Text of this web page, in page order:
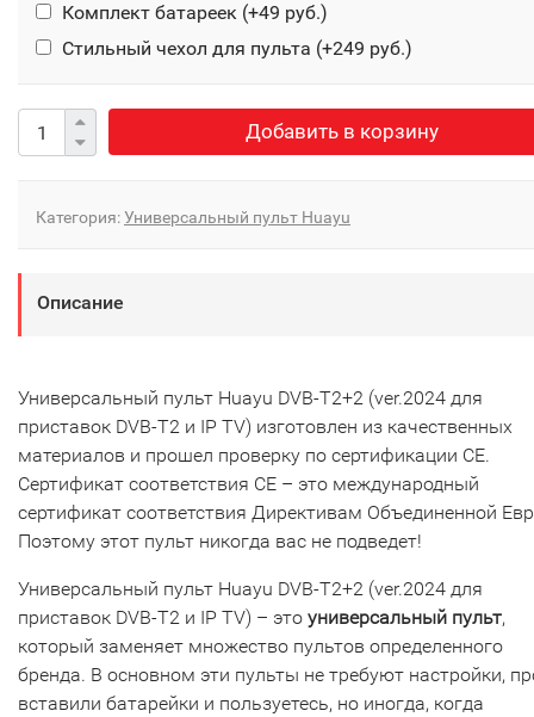
Комплект батареек (+49 руб.)
Стильный чехол для пульта (+249 руб.)
Добавить в корзину
Категория:Универсальный пульт Huayu
Описание
Универсальный пульт Huayu DVB-T2+2 (ver.2024 для
приставок DVB-T2 и IP TV) изготовлен из качественных
материалов и прошел проверку по сертификации CE.
Сертификат соответствия СЕ – это международный
сертификат соответствия Директивам Объединенной
Поэтому этот пульт никогда вас не подведет!
Универсальный пульт Huayu DVB-T2+2 (ver.2024 для
приставок DVB-T2 и IP TV) – это универсальный пульт,
который заменяет множество пультов определенного
бренда. В основном эти пульты не требуют настройки,
вставили батарейки и пользуетесь, но иногда, когда